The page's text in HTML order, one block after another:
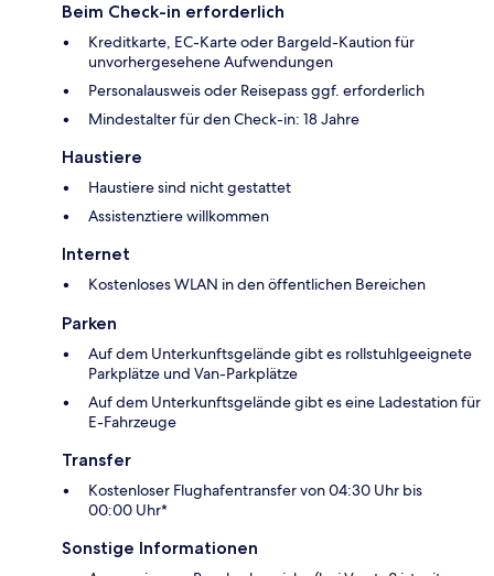
Beim Check-in erforderlich
Kreditkarte, EC-Karte oder Bargeld-Kaution für
unvorhergesehene Aufwendungen
Personalausweis oder Reisepass ggf. erforderlich
Mindestalter für den Check-in: 18 Jahre
Haustiere
Haustiere sind nicht gestattet
Assistenztiere willkommen
Internet
Kostenloses WLAN in den öffentlichen Bereichen
Parken
Auf dem Unterkunftsgelände gibt es rollstuhlgeeignete
Parkplätze und Van-Parkplätze
Auf dem Unterkunftsgelände gibt es eine Ladestation für
E-Fahrzeuge
Transfer
Kostenloser Flughafentransfer von 04:30 Uhr bis
00:00 Uhr*
Sonstige Informationen